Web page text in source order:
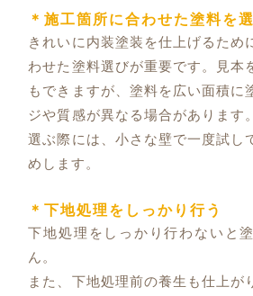
＊施工箇所に合わせた塗料を
きれいに内装塗装を仕上げるため
わせた塗料選びが重要です。見本
もできますが、塗料を広い面積に
ジや質感が異なる場合があります
選ぶ際には、小さな壁で一度試し
めします。
＊下地処理をしっかり行う
下地処理をしっかり行わないと
ん。
また、下地処理前の養生も仕上が